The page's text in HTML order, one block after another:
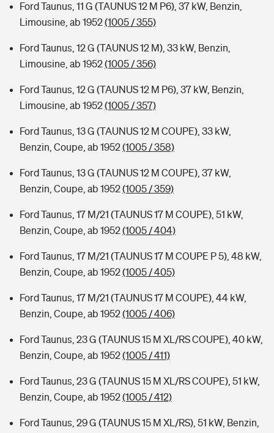
Ford Taunus, 11 G (TAUNUS 12 M P6), 37 kW, Benzin,
Limousine, ab 1952(1005 / 355)
Ford Taunus, 12 G (TAUNUS 12 M), 33 kW, Benzin,
Limousine, ab 1952(1005 / 356)
Ford Taunus, 12 G (TAUNUS 12 M P6), 37 kW, Benzin,
Limousine, ab 1952(1005 / 357)
Ford Taunus, 13 G (TAUNUS 12 M COUPE), 33 kW,
Benzin, Coupe, ab 1952(1005 / 358)
Ford Taunus, 13 G (TAUNUS 12 M COUPE), 37 kW,
Benzin, Coupe, ab 1952(1005 / 359)
Ford Taunus, 17 M/21 (TAUNUS 17 M COUPE), 51 kW,
Benzin, Coupe, ab 1952(1005 / 404)
Ford Taunus, 17 M/21 (TAUNUS 17 M COUPE P 5), 48 kW,
Benzin, Coupe, ab 1952(1005 / 405)
Ford Taunus, 17 M/21 (TAUNUS 17 M COUPE), 44 kW,
Benzin, Coupe, ab 1952(1005 / 406)
Ford Taunus, 23 G (TAUNUS 15 M XL/RS COUPE), 40 kW,
Benzin, Coupe, ab 1952(1005 / 411)
Ford Taunus, 23 G (TAUNUS 15 M XL/RS COUPE), 51 kW,
Benzin, Coupe, ab 1952(1005 / 412)
Ford Taunus, 29 G (TAUNUS 15 M XL/RS), 51 kW, Benzin,